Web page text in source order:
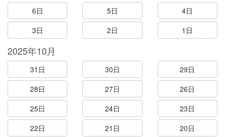
6日
5日
4日
3日
2日 1日
2025年10月
31日 30日
29日
28日
27日
26日
25日
24日
23日
22日
21日
20日